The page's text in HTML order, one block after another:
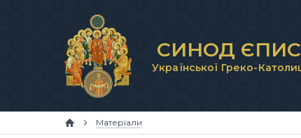
СИНОД
Української Греко-
Матеріали